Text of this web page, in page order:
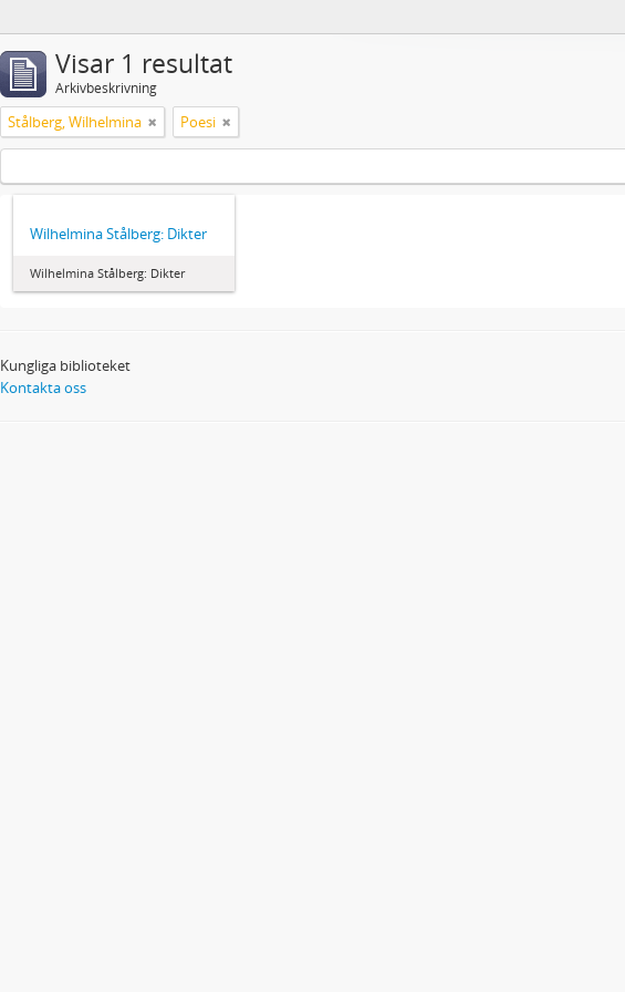
Visar 1 resultat
Arkivbeskrivning
Stålberg, Wilhelmina Poesi
Wilhelmina Stålberg: Dikter
Wilhelmina Stålberg: Dikter
Kungliga biblioteket
Kontakta oss